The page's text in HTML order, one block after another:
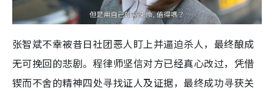
张智斌不幸被昔日社团恶人盯上并逼迫杀人，最终酿成
无可挽回的悲剧。程律师坚信对方已经真心改过，凭借
锲而不舍的精神四处寻找证人及证据，最终成功寻获关